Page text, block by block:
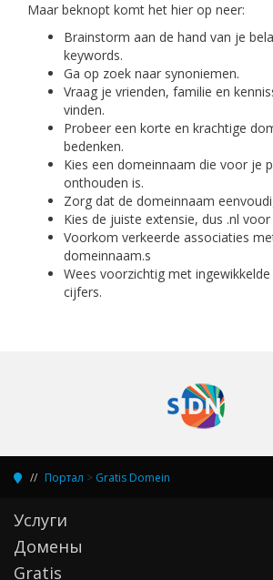
Maar beknopt komt het hier op neer:
Brainstorm aan de hand van je
keywords.
Ga op zoek naar synoniemen.
Vraag je vrienden, familie en
vinden.
Probeer een korte en krachtige
bedenken.
Kies een domeinnaam die voor je
onthouden is.
Zorg dat de domeinnaam
Kies de juiste extensie, dus .nl
Voorkom verkeerde associaties
domeinnaam.s
Wees voorzichtig met
cijfers.
Портал > Gratis Domein
Услуги
Домены
Gratis